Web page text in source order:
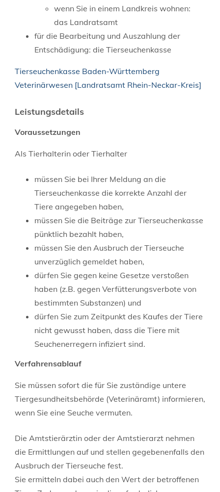
wenn Sie in einem Landkreis wohnen:
das Landratsamt
für die Bearbeitung und Auszahlung der
Entschädigung: die Tierseuchenkasse
Tierseuchenkasse Baden-Württemberg
Veterinärwesen [Landratsamt Rhein-Neckar-Kreis]
Leistungsdetails
Voraussetzungen
Als Tierhalterin oder Tierhalter
müssen Sie bei Ihrer Meldung an die
Tierseuchenkasse die korrekte Anzahl der
Tiere angegeben haben,
müssen Sie die Beiträge zur Tierseuchenkasse
pünktlich bezahlt haben,
müssen Sie den Ausbruch der Tierseuche
unverzüglich gemeldet haben,
dürfen Sie gegen keine Gesetze verstoßen
haben (z.B. gegen Verfütterungsverbote von
bestimmten Substanzen) und
dürfen Sie zum Zeitpunkt des Kaufes der Tiere
nicht gewusst haben, dass die Tiere mit
Seuchenerregern infiziert sind.
Verfahrensablauf
Sie müssen sofort die für Sie zuständige untere
Tiergesundheitsbehörde (Veterinäramt) informieren,
wenn Sie eine Seuche vermuten.
Die Amtstierärztin oder der Amtstierarzt nehmen
die Ermittlungen auf und stellen gegebenenfalls den
Ausbruch der Tierseuche fest.
Sie ermitteln dabei auch den Wert der betroffenen